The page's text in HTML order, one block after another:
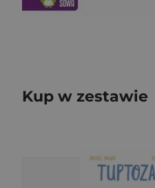
Kup w zestawie